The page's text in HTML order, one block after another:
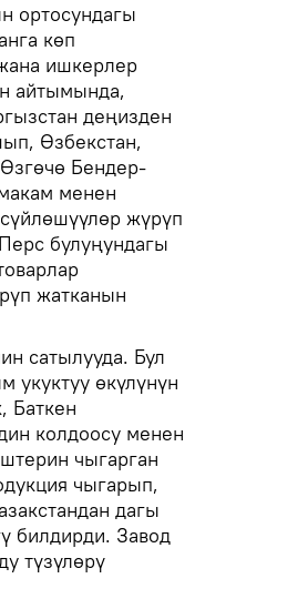
ортосундагы
көп
ишкерлер
айтымында,
деңизден
Өзбекстан,
Бендер-
менен
жүрүп
булуңундагы
жатканын
сатылууда. Бул
укуктуу өкүлүнүн
Баткен
колдоосу менен
чыгарган
чыгарып,
дагы
билдирди. Завод
түзүлөрү